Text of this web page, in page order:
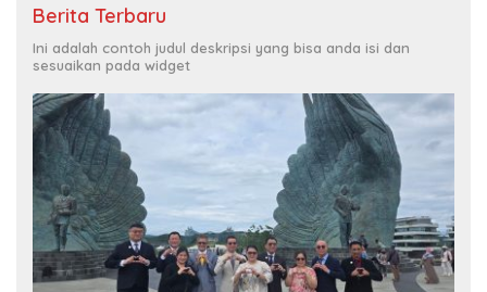
Berita Terbaru
Ini adalah contoh judul deskripsi yang bisa anda isi dan
sesuaikan pada widget